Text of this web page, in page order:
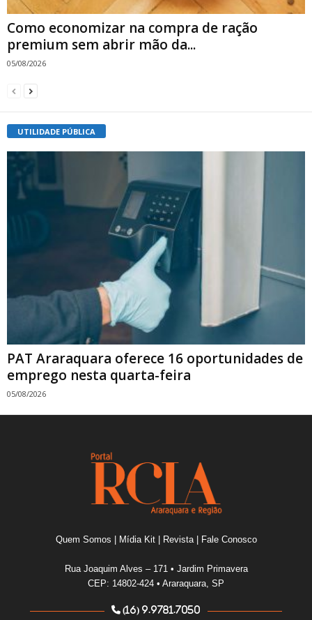
Como economizar na compra de ração
premium sem abrir mão da...
05/08/2026
UTILIDADE PÚBLICA
PAT Araraquara oferece 16 oportunidades de
emprego nesta quarta-feira
05/08/2026
Quem Somos Mídia Kit| Revista| Fale Conosco
Rua Joaquim Alves – 171 • Jardim Primavera
CEP: 14802-424 • Araraquara, SP
(16) 9.9781.7050